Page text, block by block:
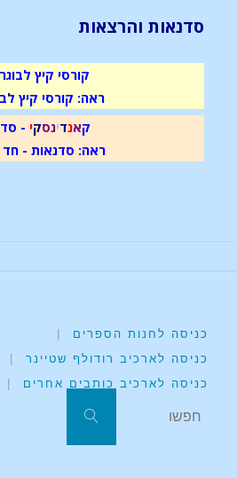
סדנאות והרצאות
קורסי קיץ
ראה: קורסי קיץ
קאנדינסקי -
ראה: סדנאות - חד
כניסה לחנות הספרים
|
כניסה לארכיב רודולף שטיינר
|
כניסה לארכיב כותבים אחרים
|